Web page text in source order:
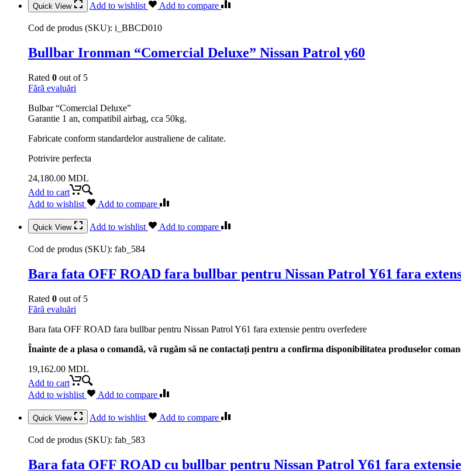
Quick View Add to wishlist Add to compare
Cod de produs (SKU): i_BBCD010
Bullbar Ironman “Comercial Deluxe” Nissan Patrol y60
Rated 0 out of 5
Fără evaluări
Bulbar “Comercial Deluxe”
Garantie 1 an, compatibil airbag, cca 50kg.
Fabricate conform standardelor australiene de calitate.
Potrivire perfecta
24,180.00 MDL
Add to cart
Add to wishlist
Add to compare
Quick View Add to wishlist Add to compare
Cod de produs (SKU): fab_584
Bara fata OFF ROAD fara bullbar pentru Nissan Patrol Y61 fara
Rated 0 out of 5
Fără evaluări
Bara fata OFF ROAD fara bullbar pentru Nissan Patrol Y61 fara extensie pentru overfedere
Înainte de a plasa o comandă, vă rugăm să ne contactați pentru a confirma disponibilitatea produselor
19,162.00 MDL
Add to cart
Add to wishlist
Add to compare
Quick View Add to wishlist Add to compare
Cod de produs (SKU): fab_583
Bara fata OFF ROAD cu bullbar pentru Nissan Patrol Y61 fara